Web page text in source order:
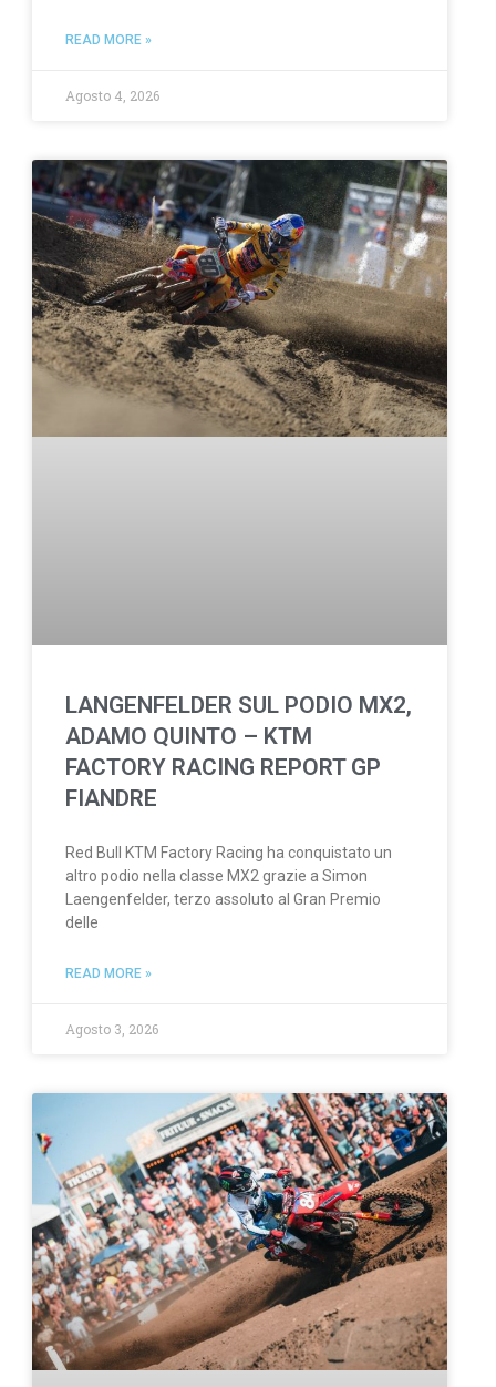
READ MORE »
Agosto 4, 2026
LANGENFELDER SUL PODIO MX2,
ADAMO QUINTO – KTM
FACTORY RACING REPORT GP
FIANDRE
Red Bull KTM Factory Racing ha conquistato un
altro podio nella classe MX2 grazie a Simon
Laengenfelder, terzo assoluto al Gran Premio
delle
READ MORE »
Agosto 3, 2026